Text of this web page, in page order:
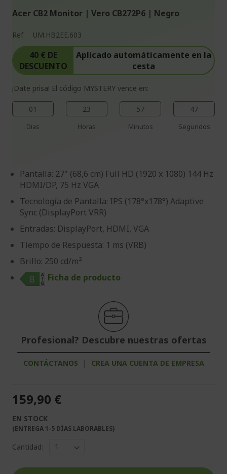
Acer CB2 Monitor | Vero CB272P6 | Negro
Ref. UM.HB2EE.603
40 € DE
DESCUENTO
Aplicado automáticamente en la
cesta
¡Date prisa! El código MYSTERY vence en:
01
Dias
23
Horas
57
Minutos
46
Segundos
Pantalla: 27" (68,6 cm) Full HD (1920 x 1080) 144 Hz
HDMI/DP, 75 Hz VGA
Tecnología de Pantalla: IPS (178°x178°) Adaptive
Sync (DisplayPort VRR)
Entradas: DisplayPort, HDMI, VGA
Tiempo de Respuesta: 1 ms (VRB)
Brillo: 250 cd/m²
Ficha de producto
Profesional? Descubre nuestras ofertas
CONTÁCTANOS | CREA UNA CUENTA DE EMPRESA
159,90 €
EN STOCK
(ENTREGA 1-5 DÍAS LABORABLES)
Cantidad: